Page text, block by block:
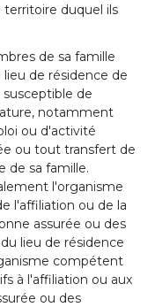
duquel ils
de sa famille
de résidence de
de
notamment
ou d'activité
ou tout transfert de
de sa famille.
l'organisme
l'affiliation ou de la
assurée ou des
lieu de résidence
compétent
à l'affiliation ou aux
ou des